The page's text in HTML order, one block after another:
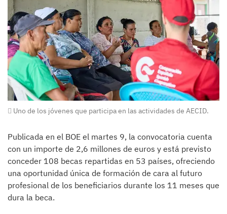
Uno de los jóvenes que participa en las actividades de AECID.
Publicada en el BOE el martes 9, la convocatoria cuenta
con un importe de 2,6 millones de euros y está previsto
conceder 108 becas repartidas en 53 países, ofreciendo
una oportunidad única de formación de cara al futuro
profesional de los beneficiarios durante los 11 meses que
dura la beca.